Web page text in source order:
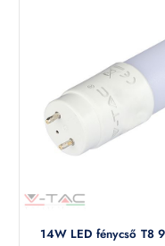
14W LED fénycső T8